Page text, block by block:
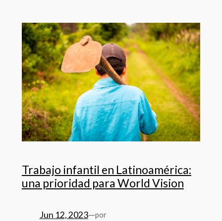
Trabajo infantil en Latinoamérica:
una prioridad para World Vision
Jun 12, 2023—por